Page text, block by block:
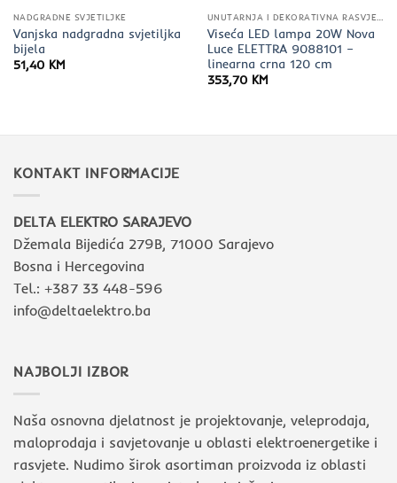
NADGRADNE SVJETILJKE
Vanjska nadgradna svjetiljka
bijela
51,40 KM
UNUTARNJA I DEKORATIVNA RASVJETA
Viseća LED lampa 20W Nova
Luce ELETTRA 9088101 –
linearna crna 120 cm
353,70 KM
KONTAKT INFORMACIJE
DELTA ELEKTRO SARAJEVO
Džemala Bijedića 279B, 71000 Sarajevo
Bosna i Hercegovina
Tel.: +387 33 448-596
info@deltaelektro.ba
NAJBOLJI IZBOR
Naša osnovna djelatnost je projektovanje, veleprodaja,
maloprodaja i savjetovanje u oblasti elektroenergetike i
rasvjete. Nudimo širok asortiman proizvoda iz oblasti